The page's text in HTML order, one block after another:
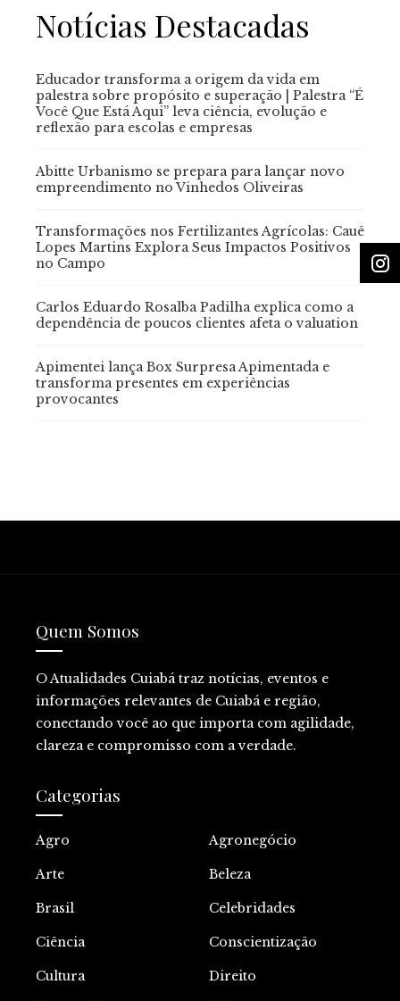
Notícias Destacadas
Educador transforma a origem da vida em
palestra sobre propósito e superação | Palestra “É
Você Que Está Aqui” leva ciência, evolução e
reflexão para escolas e empresas
Abitte Urbanismo se prepara para lançar novo
empreendimento no Vinhedos Oliveiras
Transformações nos Fertilizantes Agrícolas: Cauê
Lopes Martins Explora Seus Impactos Positivos
no Campo
Carlos Eduardo Rosalba Padilha explica como a
dependência de poucos clientes afeta o valuation
Apimentei lança Box Surpresa Apimentada e
transforma presentes em experiências
provocantes
Quem Somos
O Atualidades Cuiabá traz notícias, eventos e
informações relevantes de Cuiabá e região,
conectando você ao que importa com agilidade,
clareza e compromisso com a verdade.
Categorias
Agro Agronegócio
Arte Beleza
Brasil Celebridades
Ciência Conscientização
Cultura Direito